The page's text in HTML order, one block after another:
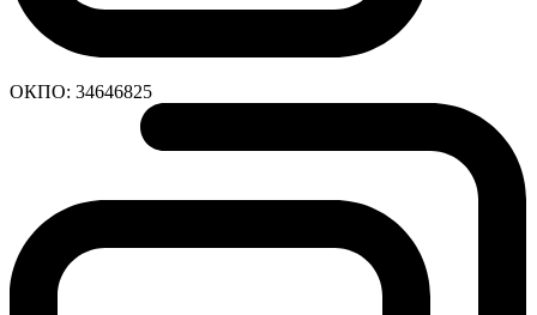
ОКПО: 34646825